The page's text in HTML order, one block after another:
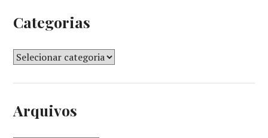
Categorias
Arquivos